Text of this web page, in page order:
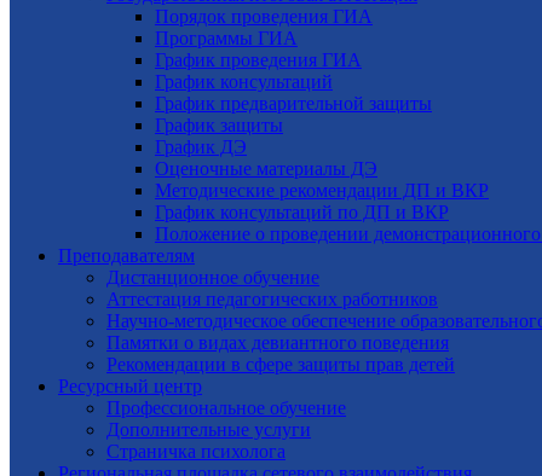
Порядок проведения ГИА
Программы ГИА
График проведения ГИА
График консультаций
График предварительной защиты
График защиты
График ДЭ
Оценочные материалы ДЭ
Методические рекомендации ДП и ВКР
График консультаций по ДП и ВКР
Положение о проведении демонстрационного
Преподавателям
Дистанционное обучение
Аттестация педагогических работников
Научно-методическое обеспечение
Памятки о видах девиантного поведения
Рекомендации в сфере защиты прав детей
Ресурсный центр
Профессиональное обучение
Дополнительные услуги
Страничка психолога